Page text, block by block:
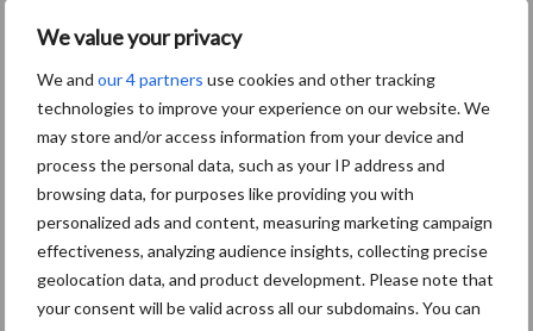
We value your privacy
We and our 4 partners use cookies and other tracking
technologies to improve your experience on our website. We
may store and/or access information from your device and
process the personal data, such as your IP address and
browsing data, for purposes like providing you with
personalized ads and content, measuring marketing campaign
effectiveness, analyzing audience insights, collecting precise
geolocation data, and product development. Please note that
your consent will be valid across all our subdomains. You can
Primaire
Sidebar
Recent nieuws Partner nieuws
6 aug
ForFarmers ziet volume en
Toon meer